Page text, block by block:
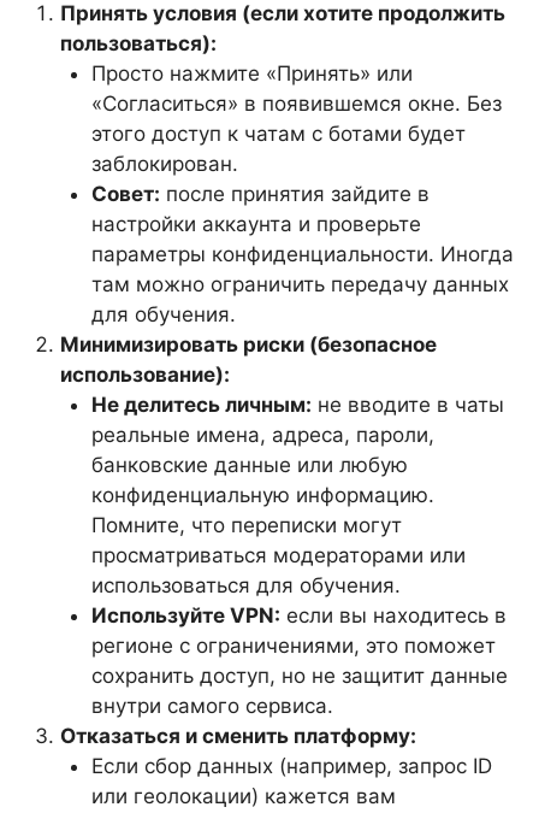
Принять условия (если хотите продолжить
пользоваться):
Просто нажмите «Принять» или
«Согласиться» в появившемся окне. Без
этого доступ к чатам с ботами будет
заблокирован.
Совет: после принятия зайдите в
настройки аккаунта и проверьте
параметры конфиденциальности. Иногда
там можно ограничить передачу данных
для обучения.
Минимизировать риски (безопасное
использование):
Не делитесь личным: не вводите в чаты
реальные имена, адреса, пароли,
банковские данные или любую
конфиденциальную информацию.
Помните, что переписки могут
просматриваться модераторами или
использоваться для обучения.
Используйте VPN: если вы находитесь в
регионе с ограничениями, это поможет
сохранить доступ, но не защитит данные
внутри самого сервиса.
Отказаться и сменить платформу:
Если сбор данных (например, запрос ID
или геолокации) кажется вам